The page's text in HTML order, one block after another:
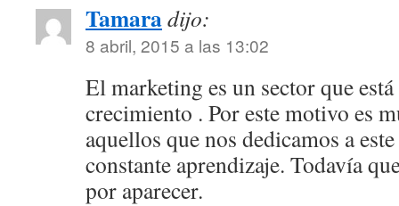
Tamaradijo:
8 abril, 2015 a las 13:02
El marketing es un sector que
crecimiento . Por este motivo es
aquellos que nos dedicamos a
constante aprendizaje. Todavía
por aparecer.